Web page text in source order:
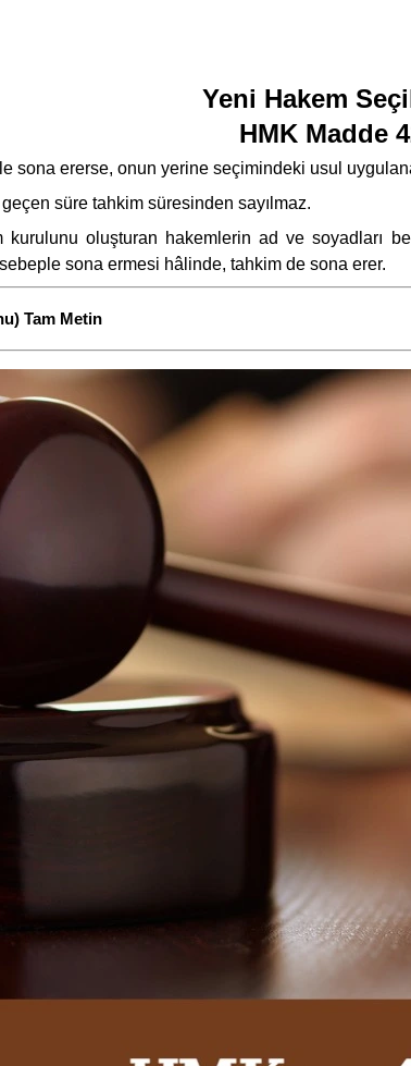
Yeni Hakem
HMK Madde
sona ererse, onun yerine seçimindeki usul
süre tahkim süresinden sayılmaz.
oluşturan hakemlerin ad ve soyadları
sona ermesi hâlinde, tahkim de sona erer.
Tam Metin